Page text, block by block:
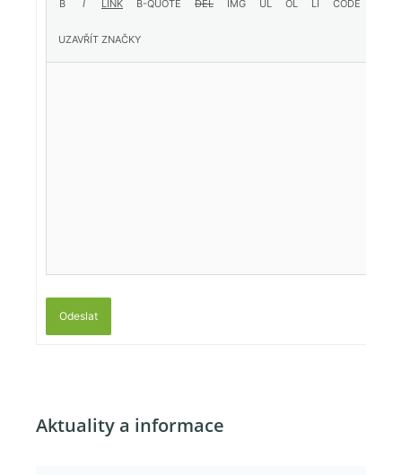
Odeslat
Aktuality a informace